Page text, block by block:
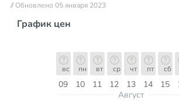
// Обновлено 05 января 2023
График цен
09
вс
10
пн
11
вт
12
ср
13
чт
14
пт
15
сб
Август